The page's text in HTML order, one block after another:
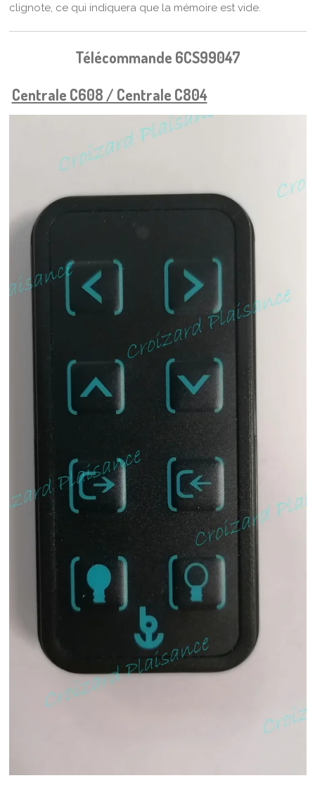
clignote, ce qui indiquera que la mémoire est vide.
Télécommande 6CS99047
Centrale C608 / Centrale C804